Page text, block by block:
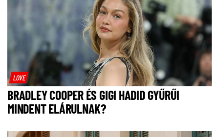
LOVE
BRADLEY COOPER ÉS GIGI HADID GYŰRŰI
MINDENT ELÁRULNAK?